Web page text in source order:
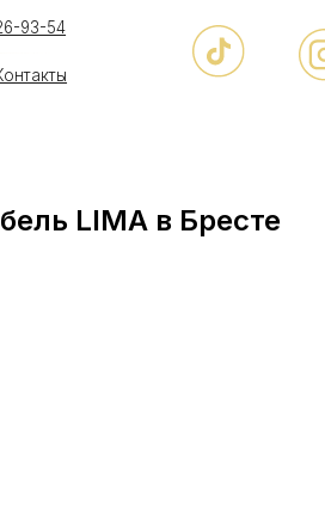
LIMA в Бресте